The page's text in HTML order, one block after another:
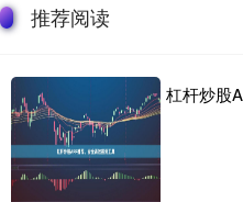
推荐阅读
杠杆炒股